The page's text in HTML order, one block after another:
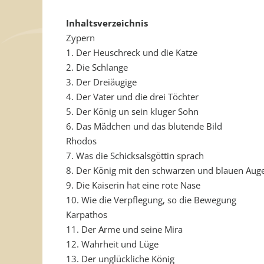
Inhaltsverzeichnis
Zypern
1. Der Heuschreck und die Katze
2. Die Schlange
3. Der Dreiäugige
4. Der Vater und die drei Töchter
5. Der König un sein kluger Sohn
6. Das Mädchen und das blutende Bild
Rhodos
7. Was die Schicksalsgöttin sprach
8. Der König mit den schwarzen und blauen
9. Die Kaiserin hat eine rote Nase
10. Wie die Verpflegung, so die Bewegung
Karpathos
11. Der Arme und seine Mira
12. Wahrheit und Lüge
13. Der unglückliche König